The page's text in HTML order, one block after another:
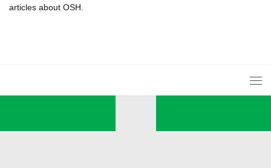
articles about OSH.